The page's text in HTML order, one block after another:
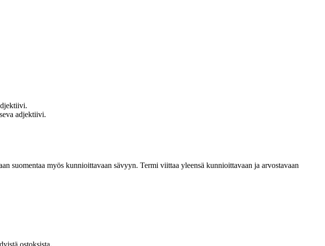
adjektiivi.
suomentaa myös kunnioittavaan sävyyn. Termi viittaa yleensä kunnioittavaan ja arvostavaan